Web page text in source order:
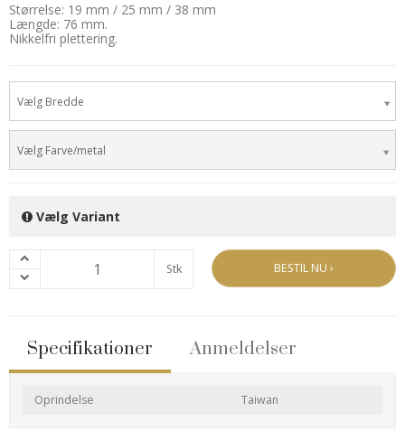
Størrelse: 19 mm / 25 mm / 38 mm
Længde: 76 mm.
Nikkelfri plettering.
Vælg Bredde
Vælg Farve/metal
Vælg Variant
Stk BESTIL NU ›
Specifikationer Anmeldelser
Oprindelse Taiwan